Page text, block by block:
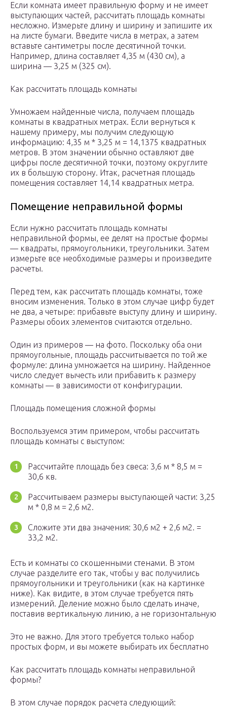
Если комната имеет правильную форму и не имеет
выступающих частей, рассчитать площадь комнаты
несложно. Измерьте длину и ширину и запишите их
на листе бумаги. Введите числа в метрах, а затем
вставьте сантиметры после десятичной точки.
Например, длина составляет 4,35 м (430 см), а
ширина — 3,25 м (325 см).
Как рассчитать площадь комнаты
Умножаем найденные числа, получаем площадь
комнаты в квадратных метрах. Если вернуться к
нашему примеру, мы получим следующую
информацию: 4,35 м * 3,25 м = 14,1375 квадратных
метров. В этом значении обычно оставляют две
цифры после десятичной точки, поэтому округлите
их в большую сторону. Итак, расчетная площадь
помещения составляет 14,14 квадратных метра.
Помещение неправильной формы
Если нужно рассчитать площадь комнаты
неправильной формы, ее делят на простые формы
— квадраты, прямоугольники, треугольники. Затем
измерьте все необходимые размеры и произведите
расчеты.
Перед тем, как рассчитать площадь комнаты, тоже
вносим изменения. Только в этом случае цифр будет
не два, а четыре: прибавьте выступу длину и ширину.
Размеры обоих элементов считаются отдельно.
Один из примеров — на фото. Поскольку оба они
прямоугольные, площадь рассчитывается по той же
формуле: длина умножается на ширину. Найденное
число следует вычесть или прибавить к размеру
комнаты — в зависимости от конфигурации.
Площадь помещения сложной формы
Воспользуемся этим примером, чтобы рассчитать
площадь комнаты с выступом:
Рассчитайте площадь без свеса: 3,6 м * 8,5 м =
30,6 кв.
Рассчитываем размеры выступающей части: 3,25
м * 0,8 м = 2,6 м2.
Сложите эти два значения: 30,6 м2 + 2,6 м2. =
33,2 м2.
Есть и комнаты со скошенными стенами. В этом
случае разделите его так, чтобы у вас получились
прямоугольники и треугольники (как на картинке
ниже). Как видите, в этом случае требуется пять
измерений. Деление можно было сделать иначе,
поставив вертикальную линию, а не горизонтальную
Это не важно. Для этого требуется только набор
простых форм, и вы можете выбирать их бесплатно
Как рассчитать площадь комнаты неправильной
формы?
В этом случае порядок расчета следующий: